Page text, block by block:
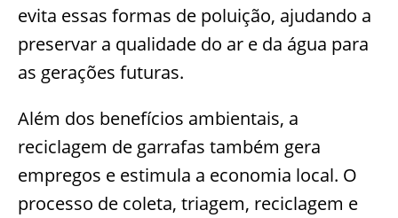
evita essas formas de poluição, ajudando a
preservar a qualidade do ar e da água para
as gerações futuras.
Além dos benefícios ambientais, a
reciclagem de garrafas também gera
empregos e estimula a economia local. O
processo de coleta, triagem, reciclagem e